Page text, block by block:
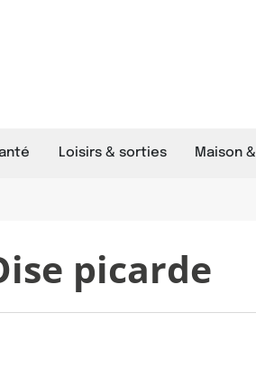
Loisirs & sorties Maison
picarde